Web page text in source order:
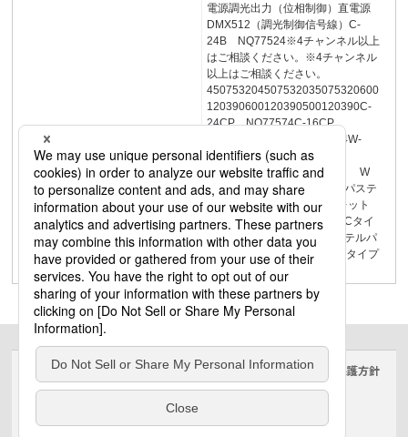
電源調光出力（位相制御）直電源
DMX512（調光制御信号線）C-
24B NQ77524※4チャンネル以上
はご相談ください。※4チャンネル
以上はご相談ください。
450753204507532035075320600
120390600120390500120390C-
24CP NQ77574C-16CP
NQ77566W-24B NQ77624W-
24CP NQ77674W-16CP
NQ77666■パステルパレット W
タイプ・ベーシックタイプ■パステ
ルパレット Wタイプ・パレット
タイプ■パステルパレット Cタイ
プ・ベーシックタイプ■パステルパ
レット Cタイプ・パレットタイプ
調光操作卓
サイトのご利用にあたって クッキーポリシー 個人情報保護方針
電気・建築設備（ビジネス）
© Panasonic Electric Works Co., Ltd.